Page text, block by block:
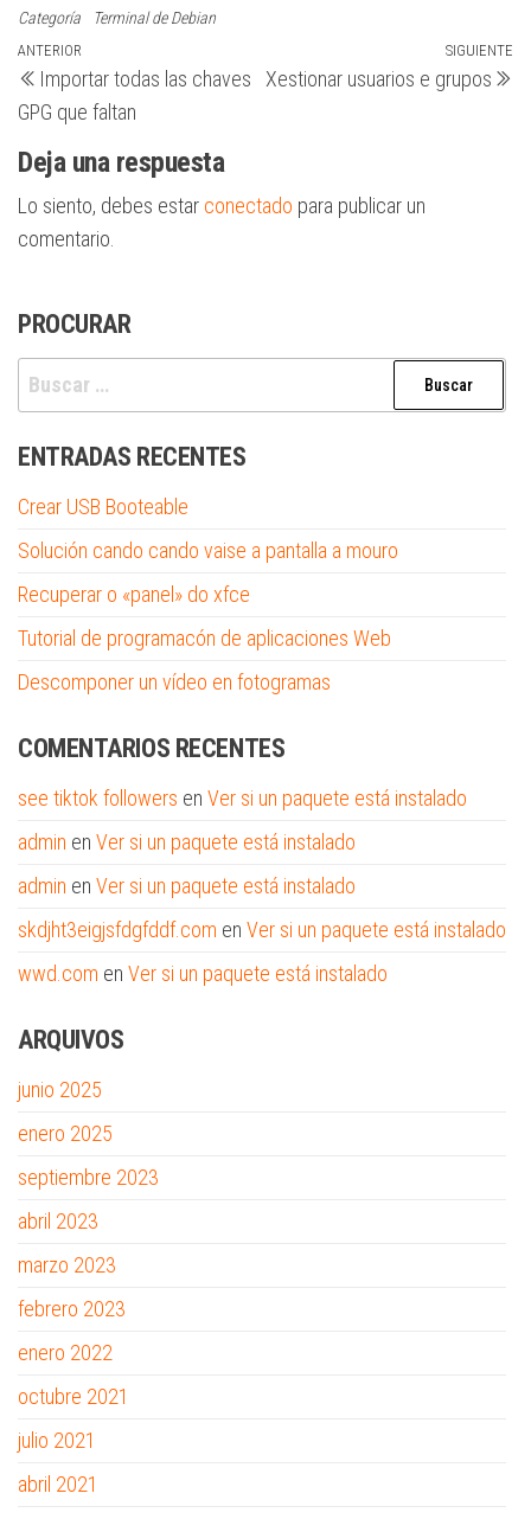
Categoría Terminal de Debian
Navegación
de
entradas
Entrada
anterior
ANTERIOR
Importar todas las chaves
GPG que faltan
SIGUIENTE
Xestionar usuarios e grupos
Deja una respuesta
Lo siento, debes estar conectado para publicar un
comentario.
PROCURAR
Buscar:
ENTRADAS RECENTES
Crear USB Booteable
Solución cando cando vaise a pantalla a mouro
Recuperar o «panel» do xfce
Tutorial de programacón de aplicaciones Web
Descomponer un vídeo en fotogramas
COMENTARIOS RECENTES
see tiktok followers en Ver si un paquete está instalado
admin en Ver si un paquete está instalado
admin en Ver si un paquete está instalado
skdjht3eigjsfdgfddf.com en Ver si un paquete está instalado
wwd.com en Ver si un paquete está instalado
ARQUIVOS
junio 2025
enero 2025
septiembre 2023
abril 2023
marzo 2023
febrero 2023
enero 2022
octubre 2021
julio 2021
abril 2021